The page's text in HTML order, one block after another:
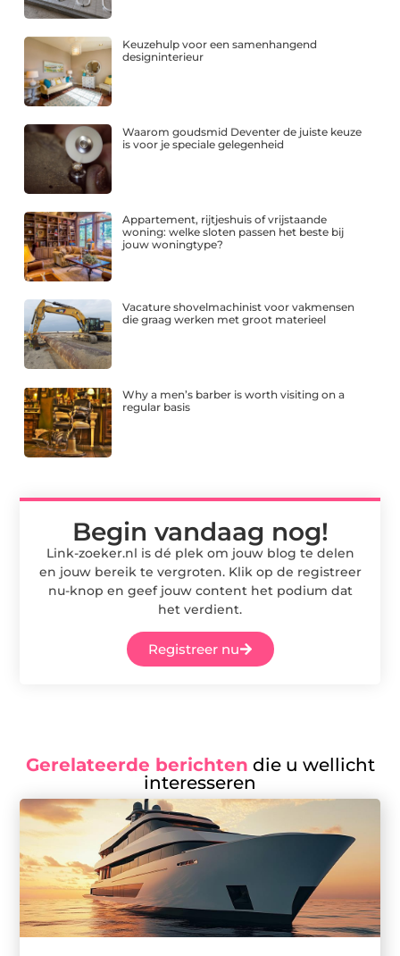
Keuzehulp voor een samenhangend
designinterieur
Waarom goudsmid Deventer de juiste keuze
is voor je speciale gelegenheid
Appartement, rijtjeshuis of vrijstaande
woning: welke sloten passen het beste bij
jouw woningtype?
Vacature shovelmachinist voor vakmensen
die graag werken met groot materieel
Why a men’s barber is worth visiting on a
regular basis
Begin vandaag nog!
Link-zoeker.nl is dé plek om jouw blog te delen
en jouw bereik te vergroten. Klik op de registreer
nu-knop en geef jouw content het podium dat
het verdient.
Registreer nu
Gerelateerde berichten die u wellicht
interesseren